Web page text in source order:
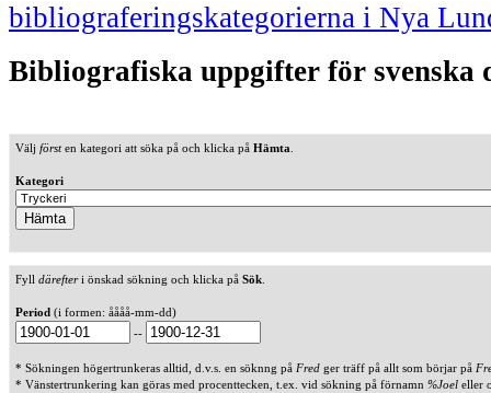
bibliograferingskategorierna i Nya
Bibliografiska uppgifter för svenska
Välj försten kategori att söka på och klicka på Hämta
Kategori
Fyll därefteri önskad sökning och klicka på Sök
Period (i formen: åååå-mm-dd)
--
* Sökningen högertrunkeras alltid, d.v.s. en söknng på Fred ger träff på allt som börjar på
* Vänstertrunkering kan göras med procenttecken, t.ex. vid sökning på förnamn %Joel eller